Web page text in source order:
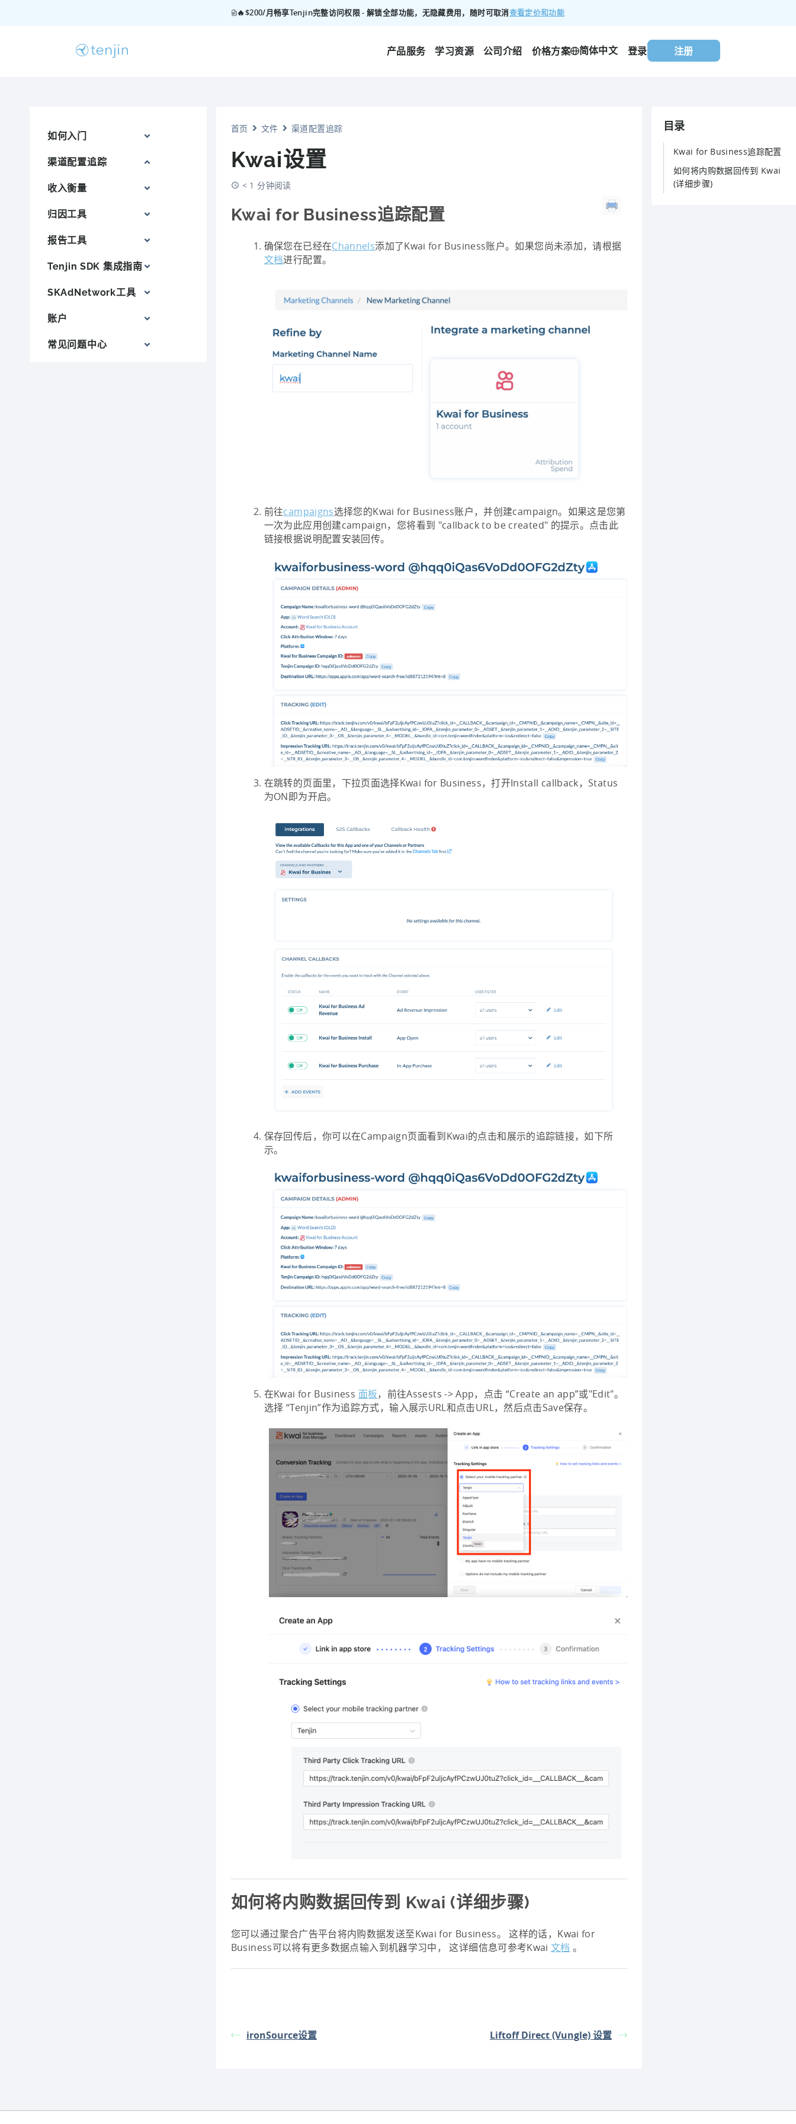
🔥$200/月畅享Tenjin完整访问权限 - 解锁全部功能，无隐藏费用，随时可取消查看定价和功能
产品服务 学习资源 公司介绍 价格方案 简体中文 登录 注册
如何入门
渠道配置追踪
收入衡量
归因工具
报告工具
Tenjin SDK 集成指南
SKAdNetwork工具
账户
常见问题中心
首页 文件 渠道配置追踪
Kwai设置
< 1 分钟阅读
Kwai for Business追踪配置
确保您在已经在Channels添加了Kwai for Business账户。如果您尚未添加，请根据
文档进行配置。
前往campaigns选择您的Kwai for Business账户，并创建campaign。如果这是您第
一次为此应用创建campaign，您将看到 "callback to be created" 的提示。点击此
链接根据说明配置安装回传。
在跳转的页面里，下拉页面选择Kwai for Business，打开Install callback，Status
为ON即为开启。
保存回传后，你可以在Campaign页面看到Kwai的点击和展示的追踪链接，如下所
示。
在Kwai for Business 面板，前往Assests -> App，点击 “Create an app”或"Edit"。
选择 “Tenjin”作为追踪方式，输入展示URL和点击URL，然后点击Save保存。
如何将内购数据回传到 Kwai (详细步骤)
您可以通过聚合广告平台将内购数据发送至Kwai for Business。 这样的话，Kwai for
Business可以将有更多数据点输入到机器学习中， 这详细信息可参考Kwai文档 。
ironSource设置 Liftoff Direct (Vungle) 设置
目录
Kwai for Business追踪配置
如何将内购数据回传到 Kwai
(详细步骤)